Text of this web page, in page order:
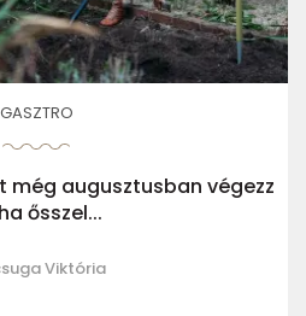
GASZTRO
még augusztusban végezz
ősszel...
Viktória